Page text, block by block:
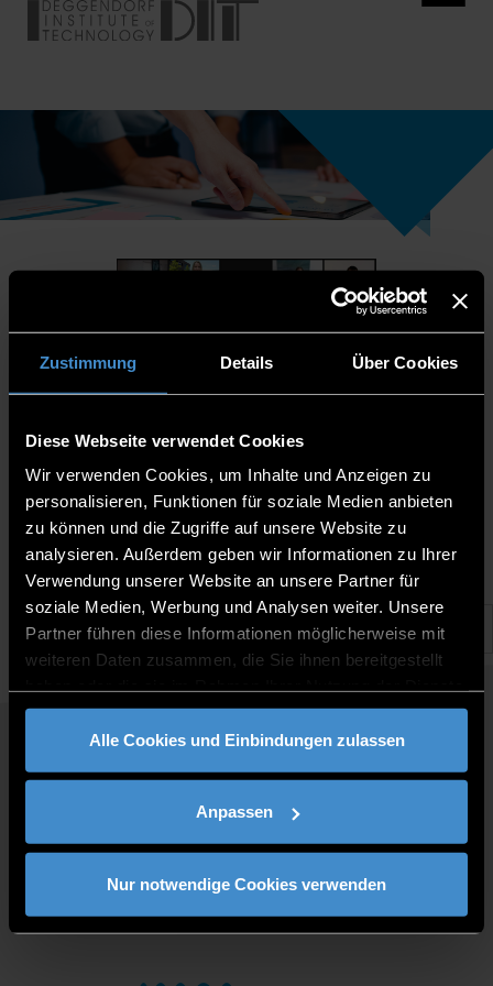
Zustimmung Details Über Cookies
Diese Webseite verwendet Cookies
Wir verwenden Cookies, um Inhalte und Anzeigen zu
personalisieren, Funktionen für soziale Medien anbieten
zu können und die Zugriffe auf unsere Website zu
analysieren. Außerdem geben wir Informationen zu Ihrer
Verwendung unserer Website an unsere Partner für
soziale Medien, Werbung und Analysen weiter. Unsere
Partner führen diese Informationen möglicherweise mit
weiteren Daten zusammen, die Sie ihnen bereitgestellt
gesammelt haben.
Alle Cookies und Einbindungen zulassen
Anpassen
Nur notwendige Cookies verwenden
24.3.2021 | THD Zentrum für Akademische Weiterbildung
QUICKLINKS
FOR BUSINESSES
DIRECTIONS